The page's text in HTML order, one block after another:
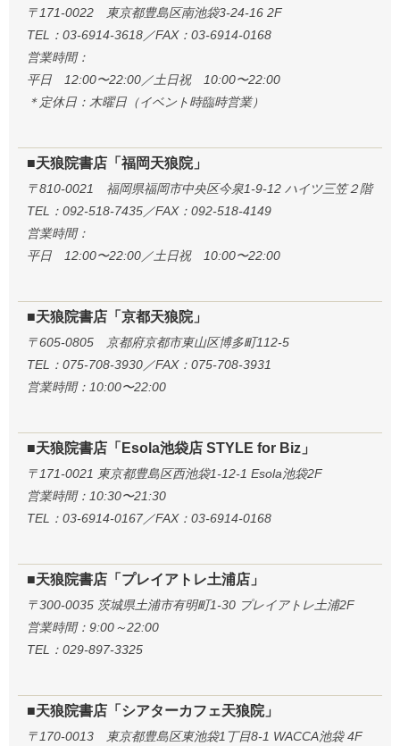
〒171-0022 東京都豊島区南池袋3-24-16 2F
TEL：03-6914-3618／FAX：03-6914-0168
営業時間：
平日 12:00〜22:00／土日祝 10:00〜22:00
＊定休日：木曜日（イベント時臨時営業）
■天狼院書店「福岡天狼院」
〒810-0021 福岡県福岡市中央区今泉1-9-12 ハイツ三笠２階
TEL：092-518-7435／FAX：092-518-4149
営業時間：
平日 12:00〜22:00／土日祝 10:00〜22:00
■天狼院書店「京都天狼院」
〒605-0805 京都府京都市東山区博多町112-5
TEL：075-708-3930／FAX：075-708-3931
営業時間：10:00〜22:00
■天狼院書店「Esola池袋店 STYLE for Biz」
〒171-0021 東京都豊島区西池袋1-12-1 Esola池袋2F
営業時間：10:30〜21:30
TEL：03-6914-0167／FAX：03-6914-0168
■天狼院書店「プレイアトレ土浦店」
〒300-0035 茨城県土浦市有明町1-30 プレイアトレ土浦2F
営業時間：9:00～22:00
TEL：029-897-3325
■天狼院書店「シアターカフェ天狼院」
〒170-0013 東京都豊島区東池袋1丁目8-1 WACCA池袋 4F